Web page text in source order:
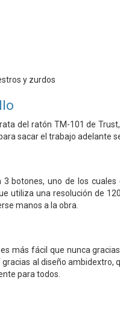
y zurdos
del ratón TM-101 de
sacar el trabajo adelante
3 botones, uno de los
utiliza una resolución de
manos a la obra.
más fácil que nunca
al diseño
para todos.